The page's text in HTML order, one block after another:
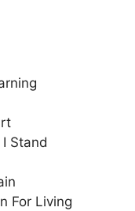
Stand
For Living